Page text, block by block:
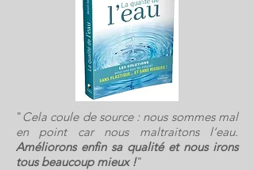
" Cela coule de source : nous sommes mal
en point car nous maltraitons l’eau.
Améliorons enfin sa qualité et nous irons
tous beaucoup mieux !"